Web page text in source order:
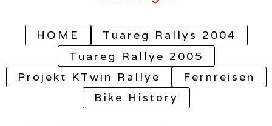
HOME
Tuareg Rallys 2004
Tuareg Rallye 2005
Projekt KTwin Rallye
Fernreisen
Bike History